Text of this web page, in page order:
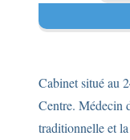
Cabinet situé au
Centre. Médecin
traditionnelle et